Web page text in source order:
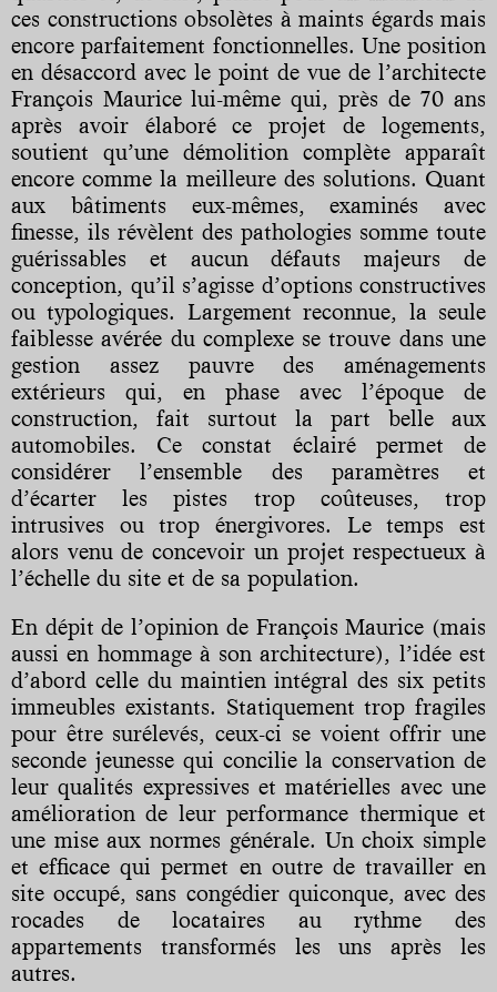
ces constructions obsolètes à maints égards mais
encore parfaitement fonctionnelles. Une position
en désaccord avec le point de vue de l’architecte
François Maurice lui-même qui, près de 70 ans
après avoir élaboré ce projet de logements,
soutient qu’une démolition complète apparaît
encore comme la meilleure des solutions. Quant
aux bâtiments eux-mêmes, examinés avec
finesse, ils révèlent des pathologies somme toute
guérissables et aucun défauts majeurs de
conception, qu’il s’agisse d’options constructives
ou typologiques. Largement reconnue, la seule
faiblesse avérée du complexe se trouve dans une
gestion assez pauvre des aménagements
extérieurs qui, en phase avec l’époque de
construction, fait surtout la part belle aux
automobiles. Ce constat éclairé permet de
considérer l’ensemble des paramètres et
d’écarter les pistes trop coûteuses, trop
intrusives ou trop énergivores. Le temps est
alors venu de concevoir un projet respectueux à
l’échelle du site et de sa population.
En dépit de l’opinion de François Maurice (mais
aussi en hommage à son architecture), l’idée est
d’abord celle du maintien intégral des six petits
immeubles existants. Statiquement trop fragiles
pour être surélevés, ceux-ci se voient offrir une
seconde jeunesse qui concilie la conservation de
leur qualités expressives et matérielles avec une
amélioration de leur performance thermique et
une mise aux normes générale. Un choix simple
et efficace qui permet en outre de travailler en
site occupé, sans congédier quiconque, avec des
rocades de locataires au rythme des
appartements transformés les uns après les
autres.